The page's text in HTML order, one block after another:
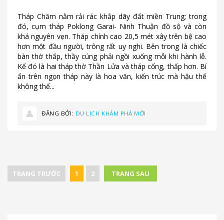
Tháp Chăm nằm rải rác khắp dãy đất miền Trung; trong
đó, cụm tháp Poklong Garai- Ninh Thuận đồ sộ và còn
khá nguyên vẹn. Tháp chính cao 20,5 mét xây trên bệ cao
hơn một đầu người, trông rất uy nghi. Bên trong là chiếc
bàn thờ thấp, thầy cúng phải ngồi xuống mỗi khi hành lễ.
Kế đó là hai tháp thờ Thần Lửa và tháp cổng, thấp hơn. Bí
ẩn trên ngọn tháp này là hoa văn, kiến trúc mà hậu thế
không thể...
ĐĂNG BỞI: DU LỊCH KHÁM PHÁ MỚI
TRANG TRƯỚC 1 2 TRANG SAU